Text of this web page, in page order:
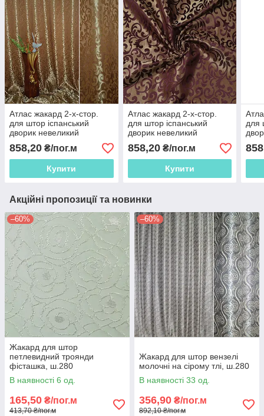
Атлас жакард 2-х-стор.
для штор іспанський
дворик невеликий
коричнево-золотистий,
ш.280
858,20 ₴/пог.м
Купити
Атлас жакард 2-х-стор.
для штор іспанський
дворик невеликий
бордовий темний, ш.280
858,20₴/пог.м
Купити
для
Акційні пропозиції та новинки
–60%
Жакард для штор
петлевидний троянди
фісташка, ш.280
В наявності 6 од.
165,50 ₴/пог.м
413,70 ₴/пог.м
–60%
Жакард для штор вензелі
молочні на сірому тлі, ш.280
В наявності 33 од.
356,90 ₴/пог.м
892,10 ₴/пог.м